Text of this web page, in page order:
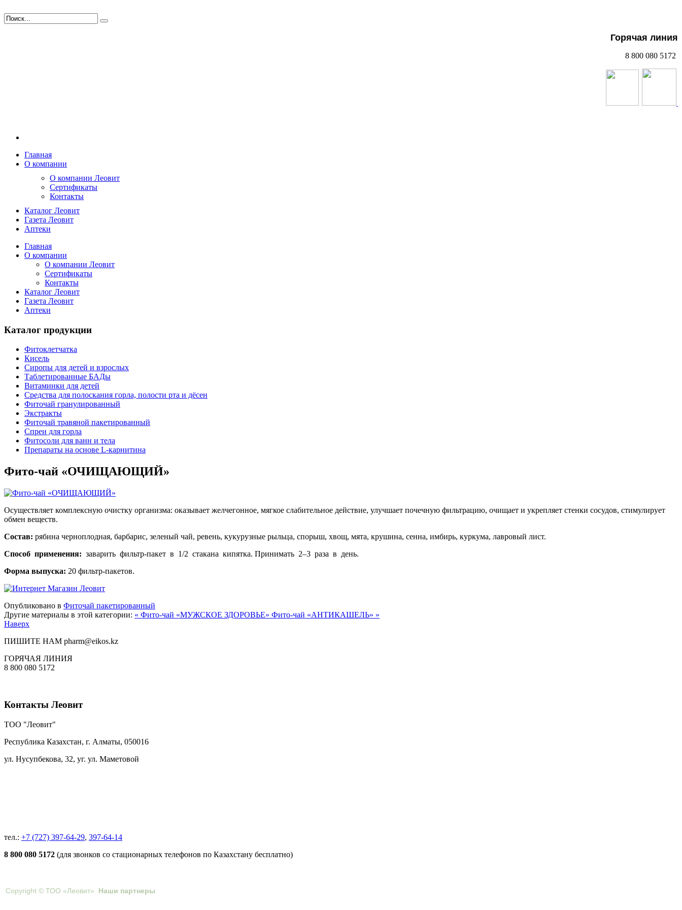
Горячая линия
8 800 080 5172
Главная
О компании
О компании Леовит
Сертификаты
Контакты
Каталог Леовит
Газета Леовит
Аптеки
Главная
О компании
О компании Леовит
Сертификаты
Контакты
Каталог Леовит
Газета Леовит
Аптеки
Каталог продукции
Фитоклетчатка
Кисель
Сиропы для детей и взрослых
Таблетированные БАДы
Витаминки для детей
Средства для полоскания горла, полости рта и дёсен
Фиточай гранулированный
Экстракты
Фиточай травяной пакетированный
Спреи для горла
Фитосоли для ванн и тела
Препараты на основе L-карнитина
Фито-чай «ОЧИЩАЮЩИЙ»
Осуществляет комплексную очистку организма: оказывает желчегонное, мягкое слабительное действие, улучшает почечную фильтрацию, очищает и укрепляет стенки сосудов, стимулирует
обмен веществ.
Состав: рябина черноплодная, барбарис, зеленый чай, ревень, кукурузные рыльца, спорыш, хвощ, мята, крушина, сенна, имбирь, куркума, лавровый лист.
Способ применения: заварить фильтр-пакет в 1/2 стакана кипятка. Принимать 2–3 раза в день.
Форма выпуска: 20 фильтр-пакетов.
Опубликовано в Фиточай пакетированный
Другие материалы в этой категории: « Фито-чай «МУЖСКОЕ ЗДОРОВЬЕ» Фито-чай «АНТИКАШЕЛЬ» »
Наверх
ПИШИТЕ НАМ pharm@eikos.kz
ГОРЯЧАЯ ЛИНИЯ
8 800 080 5172
Контакты Леовит
ТОО "Леовит"
Республика Казахстан, г. Алматы, 050016
ул. Нусупбекова, 32, уг. ул. Маметовой
тел.: +7 (727) 397-64-29, 397-64-14
8 800 080 5172 (для звонков со стационарных телефонов по Казахстану бесплатно)
Copyright © ТОО «Леовит» Наши партнеры